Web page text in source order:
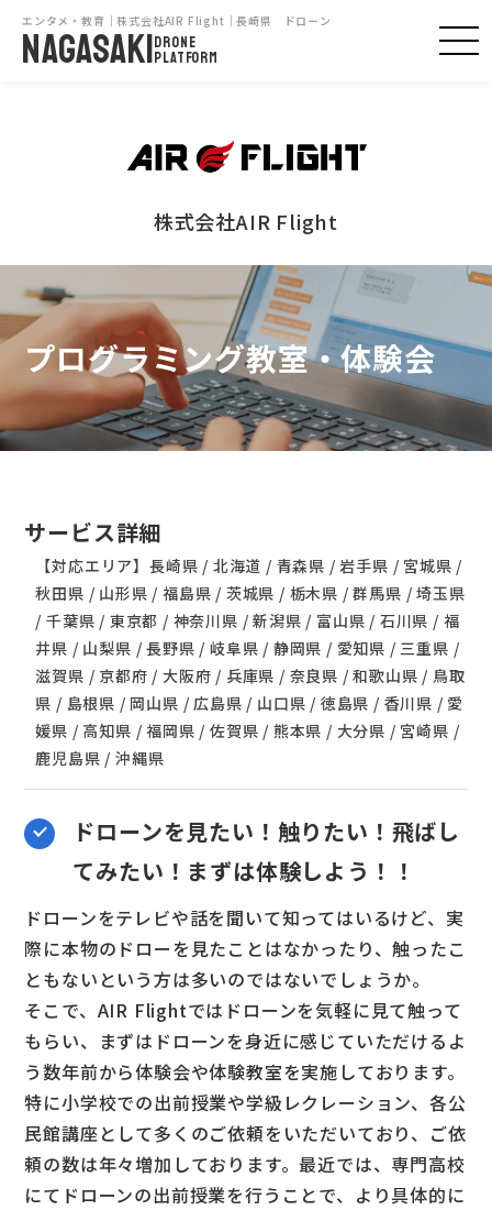
エンタメ・教育｜株式会社AIR Flight｜長崎県 ドローン
NAGASAKIDRONE
PLATFORM
株式会社AIR Flight
プログラミング教室・体験会
サービス詳細
【対応エリア】長崎県 / 北海道 / 青森県 / 岩手県 / 宮城県 /
秋田県 / 山形県 / 福島県 / 茨城県 / 栃木県 / 群馬県 / 埼玉県
/ 千葉県 / 東京都 / 神奈川県 / 新潟県 / 富山県 / 石川県 / 福
井県 / 山梨県 / 長野県 / 岐阜県 / 静岡県 / 愛知県 / 三重県 /
滋賀県 / 京都府 / 大阪府 / 兵庫県 / 奈良県 / 和歌山県 / 鳥取
県 / 島根県 / 岡山県 / 広島県 / 山口県 / 徳島県 / 香川県 / 愛
媛県 / 高知県 / 福岡県 / 佐賀県 / 熊本県 / 大分県 / 宮崎県 /
鹿児島県 / 沖縄県
ドローンを見たい！触りたい！飛ばし
てみたい！まずは体験しよう！！
ドローンをテレビや話を聞いて知ってはいるけど、実
際に本物のドローを見たことはなかったり、触ったこ
ともないという方は多いのではないでしょうか。
そこで、AIR Flightではドローンを気軽に見て触って
もらい、まずはドローンを身近に感じていただけるよ
う数年前から体験会や体験教室を実施しております。
特に小学校での出前授業や学級レクレーション、各公
民館講座として多くのご依頼をいただいており、ご依
頼の数は年々増加しております。最近では、専門高校
にてドローンの出前授業を行うことで、より具体的に